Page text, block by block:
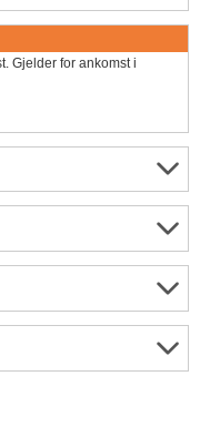
Gjelder for ankomst i